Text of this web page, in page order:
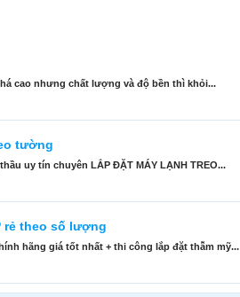
cao nhưng chất lượng và độ bền thì khỏi...
tường
uy tín chuyên LẮP ĐẶT MÁY LẠNH TREO...
rẻ theo số lượng
hãng giá tốt nhất + thi công lắp đặt thẫm mỹ...